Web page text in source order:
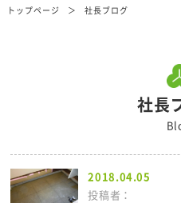
トップページ 社長ブログ
社長
2018.04.05
投稿者：